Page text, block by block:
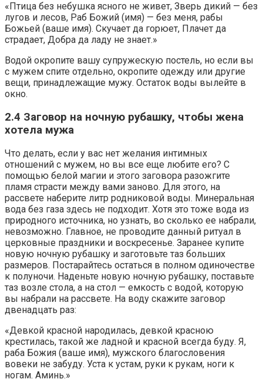
«Птица без небушка ясного не живет, Зверь дикий — без
лугов и лесов, Раб Божий (имя) — без меня, рабы
Божьей (ваше имя). Скучает да горюет, Плачет да
страдает, Добра да ладу не знает.»
Водой окропите вашу супружескую постель, но если вы
с мужем спите отдельно, окропите одежду или другие
вещи, принадлежащие мужу. Остаток воды вылейте в
окно.
2.4 Заговор на ночную рубашку, чтобы жена
хотела мужа
Что делать, если у вас нет желания интимных
отношений с мужем, но вы все еще любите его? С
помощью белой магии и этого заговора разожгите
пламя страсти между вами заново. Для этого, на
рассвете наберите литр родниковой воды. Минеральная
вода без газа здесь не подходит. Хотя это тоже вода из
природного источника, но узнать, во сколько ее набрали,
невозможно. Главное, не проводите данный ритуал в
церковные праздники и воскресенье. Заранее купите
новую ночную рубашку и заготовьте таз больших
размеров. Постарайтесь остаться в полном одиночестве
к полуночи. Наденьте новую ночную рубашку, поставьте
таз возле стола, а на стол — емкость с водой, которую
вы набрали на рассвете. На воду скажите заговор
двенадцать раз:
«Девкой красной народилась, девкой красною
крестилась, такой же ладной и красной всегда буду. Я,
раба Божия (ваше имя), мужского благословения
вовеки не забуду. Уста к устам, руки к рукам, ноги к
ногам. Аминь.»